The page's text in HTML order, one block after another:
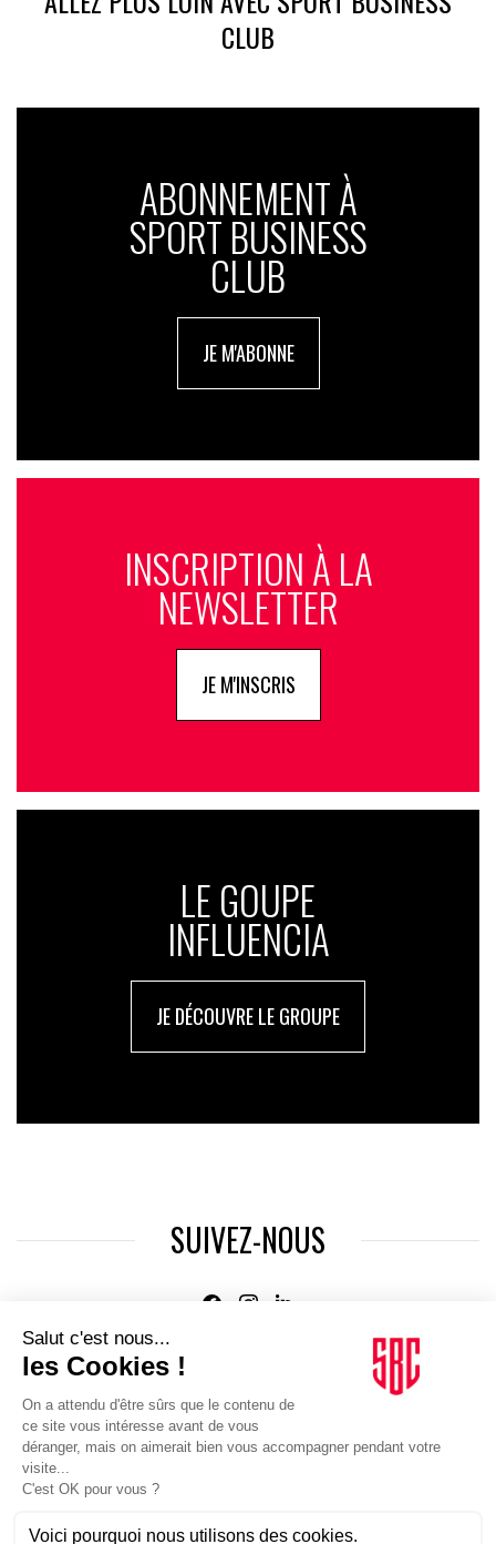
CLUB
ABONNEMENT À
SPORT BUSINESS
CLUB
JE M'ABONNE
INSCRIPTION À LA
NEWSLETTER
JE M'INSCRIS
LE GOUPE
INFLUENCIA
JE DÉCOUVRE LE GROUPE
SUIVEZ-NOUS